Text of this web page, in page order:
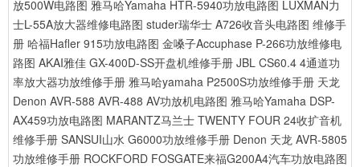
放500W电路图 雅马哈Yamaha HTR-5940功放电路图 LUXMAN力
士L-55A放大器维修电路图 studer瑞华士 A726收音头电路图 维修手
册 哈福Hafler 915功放电路图 金嗓子Accuphase P-266功放维修电
路图 AKAI雅佳 GX-400D-SS开盘机维修手册 JBL CS60.4 4通道功
率放大器功放维修手册 雅马哈yamaha P2500S功放维修手册 天龙
Denon AVR-588 AVR-488 AV功放机电路图 雅马哈Yamaha DSP-
AX459功放电路图 MARANTZ马兰士 TWENTY FOUR 24收扩音机
维修手册 SANSUI山水 G6000功放维修手册 Denon 天龙 AVR-5805
功放维修手册 ROCKFORD FOSGATE来福G200A4汽车功放电路图